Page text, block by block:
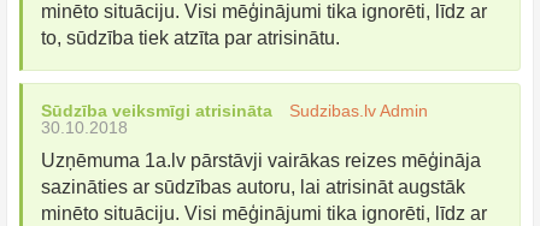
minēto situāciju. Visi mēģinājumi tika ignorēti, līdz ar
to, sūdzība tiek atzīta par atrisinātu.
Sūdzība veiksmīgi atrisināta
Sudzibas.lv Admin
30.10.2018
Uzņēmuma 1a.lv pārstāvji vairākas reizes mēģināja
sazināties ar sūdzības autoru, lai atrisināt augstāk
minēto situāciju. Visi mēģinājumi tika ignorēti, līdz ar